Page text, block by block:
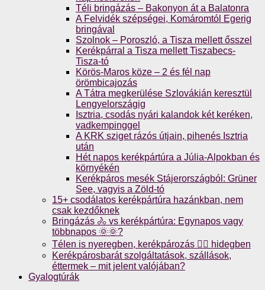
Téli bringázás – Bakonyon át a Balatonra
A Felvidék szépségei, Komáromtól Egerig
bringával
Szolnok – Poroszló, a Tisza mellett ősszel
Kerékpárral a Tisza mellett Tiszabecs-
Tisza-tó
Körös-Maros köze – 2 és fél nap
örömbicajozás
A Tátra megkerülése Szlovákián keresztül
Lengyelországig
Isztria, csodás nyári kalandok két keréken,
vadkempinggel
A KRK sziget rázós útjain, pihenés Isztria
után
Hét napos kerékpártúra a Júlia-Alpokban és
környékén
Kerékpáros mesék Stájerországból: Grüner
See, vagyis a Zöld-tó
15+ csodálatos kerékpártúra hazánkban, nem
csak kezdőknek
Bringázás 🚴 vs kerékpártúra: Egynapos vagy
többnapos 🌞🌞?
Télen is nyeregben, kerékpározás 🚴‍♀️ hidegben
Kerékpárosbarát szolgáltatások, szállások,
éttermek – mit jelent valójában?
Gyalogtúrák